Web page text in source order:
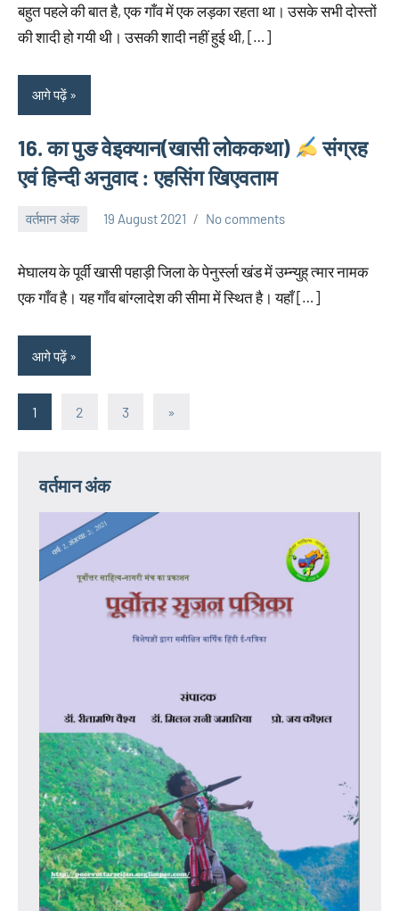
बहुत पहले की बात है, एक गाँव में एक लड़का रहता था। उसके सभी दोस्तों
की शादी हो गयी थी। उसकी शादी नहीं हुई थी, […]
आगे पढ़ें
16. का पुङ वेइक्यान(खासी लोककथा)
संग्रह
एवं हिन्दी अनुवाद : एहसिंग खिएवताम
वर्तमान अंक 19 August 2021 No comments
मेघालय के पूर्वी खासी पहाड़ी जिला के पेनुर्स्ला खंड में उम्न्युह् त्मार नामक
एक गाँव है। यह गाँव बांग्लादेश की सीमा में स्थित है। यहाँ […]
आगे पढ़ें
Posts
navigation
1 2 3
Next
»
वर्तमान अंक